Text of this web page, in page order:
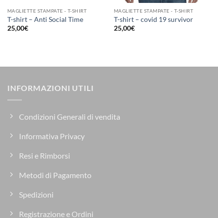
MAGLIETTE STAMPATE - T-SHIRT
T-shirt – Anti Social Time
25,00€
MAGLIETTE STAMPATE - T-SHIRT
T-shirt – covid 19 survivor
25,00€
INFORMAZIONI UTILI
Condizioni Generali di vendita
Informativa Privacy
Resi e Rimborsi
Metodi di Pagamento
Spedizioni
Registrazione e Ordini